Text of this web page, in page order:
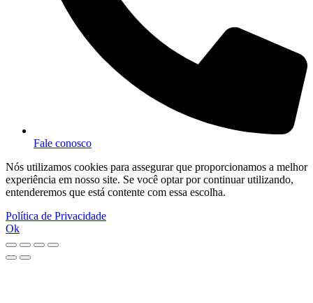
Fale conosco
Nós utilizamos cookies para assegurar que proporcionamos a melhor
experiência em nosso site. Se você optar por continuar utilizando,
entenderemos que está contente com essa escolha.
Política de Privacidade
Ok